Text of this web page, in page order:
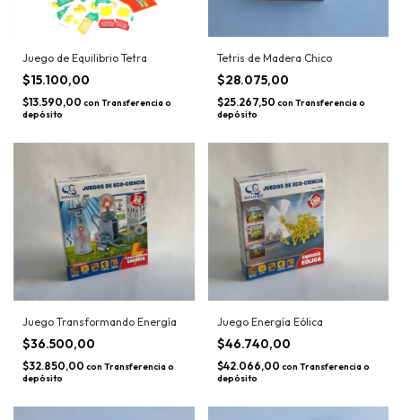
Juego de Equilibrio Tetra
$15.100,00
$13.590,00 con Transferencia o
depósito
Tetris de Madera Chico
$28.075,00
$25.267,50 con Transferencia o
depósito
Juego Transformando Energía
$36.500,00
$32.850,00 con Transferencia o
depósito
Juego Energía Eólica
$46.740,00
$42.066,00 con Transferencia o
depósito